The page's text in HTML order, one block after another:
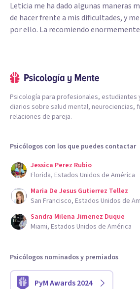
Leticia me ha dado algunas maneras
de hacer frente a mis dificultades, y
por ello. La recomiendo
Psicología para profesionales, estudiantes
diarios sobre salud mental, neurociencias,
relaciones de pareja.
Psicólogos con los que puedes contactar
Jessica Perez Rubio
Florida, Estados Unidos de América
Maria De Jesus Gutierrez Tellez
San Francisco, Estados Unidos de
Sandra Milena Jimenez Duque
Miami, Estados Unidos de América
Psicólogos nominados y premiados
PyM Awards 2024